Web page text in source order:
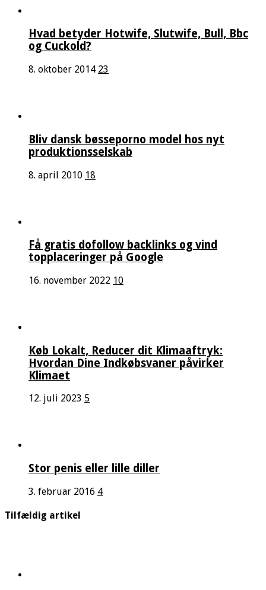
Hvad betyder Hotwife, Slutwife, Bull, Bbc
og Cuckold?
8. oktober 2014 23
Bliv dansk bøsseporno model hos nyt
produktionsselskab
8. april 2010 18
Få gratis dofollow backlinks og vind
topplaceringer på Google
16. november 2022 10
Køb Lokalt, Reducer dit Klimaaftryk:
Hvordan Dine Indkøbsvaner påvirker
Klimaet
12. juli 2023 5
Stor penis eller lille diller
3. februar 2016 4
Tilfældig artikel